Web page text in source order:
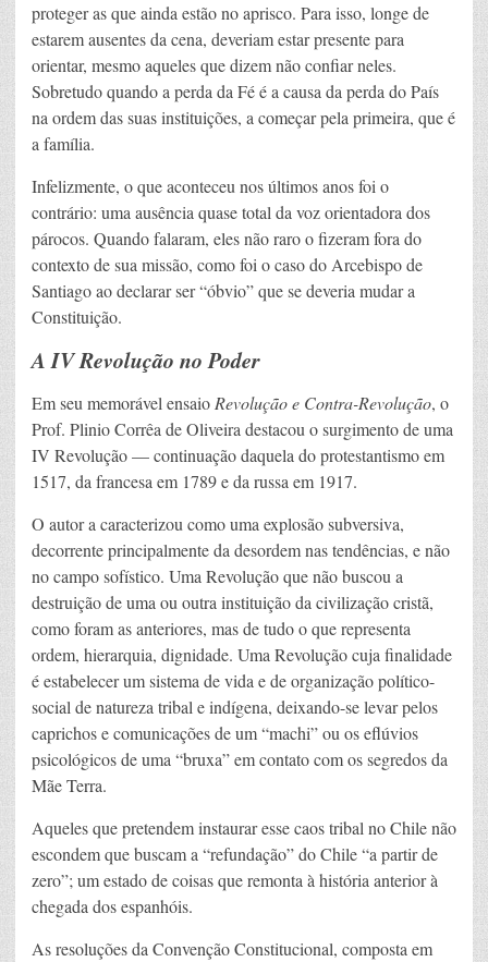
proteger as que ainda estão no aprisco. Para isso, longe de
estarem ausentes da cena, deveriam estar presente para
orientar, mesmo aqueles que dizem não confiar neles.
Sobretudo quando a perda da Fé é a causa da perda do País
na ordem das suas instituições, a começar pela primeira, que é
a família.
Infelizmente, o que aconteceu nos últimos anos foi o
contrário: uma ausência quase total da voz orientadora dos
párocos. Quando falaram, eles não raro o fizeram fora do
contexto de sua missão, como foi o caso do Arcebispo de
Santiago ao declarar ser “óbvio” que se deveria mudar a
Constituição.
A IV Revolução no Poder
Em seu memorável ensaioRevolução e Contra-Revolução, o
Prof. Plinio Corrêa de Oliveira destacou o surgimento de uma
IV Revolução — continuação daquela do protestantismo em
1517, da francesa em 1789 e da russa em 1917.
O autor a caracterizou como uma explosão subversiva,
decorrente principalmente da desordem nas tendências, e não
no campo sofístico. Uma Revolução que não buscou a
destruição de uma ou outra instituição da civilização cristã,
como foram as anteriores, mas de tudo o que representa
ordem, hierarquia, dignidade. Uma Revolução cuja finalidade
é estabelecer um sistema de vida e de organização político-
social de natureza tribal e indígena, deixando-se levar pelos
caprichos e comunicações de um “machi” ou os eflúvios
psicológicos de uma “bruxa” em contato com os segredos da
Mãe Terra.
Aqueles que pretendem instaurar esse caos tribal no Chile não
escondem que buscam a “refundação” do Chile “a partir de
zero”; um estado de coisas que remonta à história anterior à
chegada dos espanhóis.
As resoluções da Convenção Constitucional, composta em